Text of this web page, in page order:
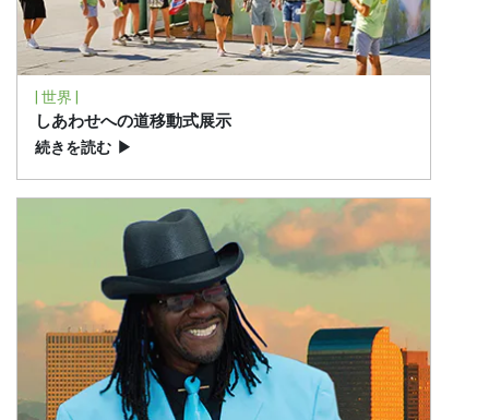
| 世界 |
しあわせへの道移動式展示
続きを読む ▶